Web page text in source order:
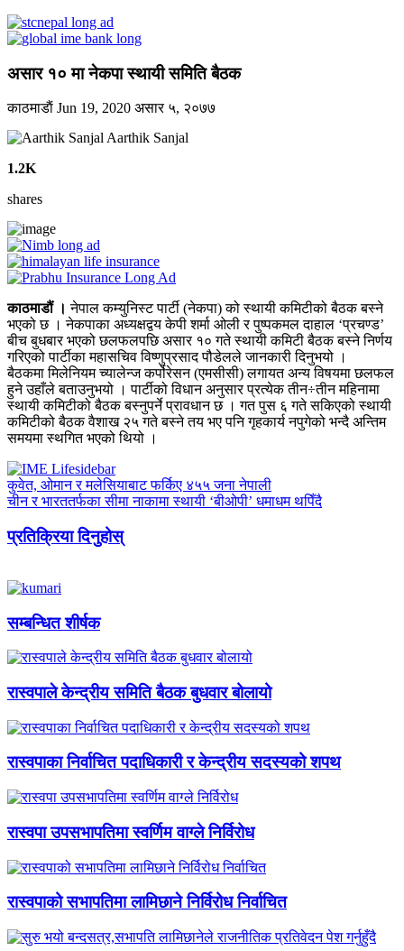
असार १० मा नेकपा स्थायी समिति बैठक
काठमाडाैं Jun 19, 2020 असार ५, २०७७
Aarthik Sanjal
1.2K
shares
काठमाडौं । नेपाल कम्युनिस्ट पार्टी (नेकपा) को स्थायी कमिटीको बैठक बस्ने
भएको छ । नेकपाका अध्यक्षद्वय केपी शर्मा ओली र पुष्पकमल दाहाल ‘प्रचण्ड’
बीच बुधबार भएको छलफलपछि असार १० गते स्थायी कमिटी बैठक बस्ने निर्णय
गरिएको पार्टीका महासचिव विष्णुप्रसाद पौडेलले जानकारी दिनुभयो ।
बैठकमा मिलेनियम च्यालेन्ज कर्पोरेसन (एमसीसी) लगायत अन्य विषयमा छलफल
हुने उहाँले बताउनुभयो । पार्टीको विधान अनुसार प्रत्येक तीन÷तीन महिनामा
स्थायी कमिटीको बैठक बस्नुपर्ने प्रावधान छ । गत पुस ६ गते सकिएको स्थायी
कमिटीको बैठक वैशाख २५ गते बस्ने तय भए पनि गृहकार्य नपुगेको भन्दै अन्तिम
समयमा स्थगित भएको थियो ।
कुवेत, ओमान र मलेसियाबाट फर्किए ४५५ जना नेपाली
चीन र भारततर्फका सीमा नाकामा स्थायी ‘बीओपी’ धमाधम थपिँदै
प्रतिक्रिया दिनुहोस्
सम्बन्धित शीर्षक
रास्वपाले केन्द्रीय समिति बैठक बुधवार बोलायो
रास्वपाका निर्वाचित पदाधिकारी र केन्द्रीय सदस्यको शपथ
रास्वपा उपसभापतिमा स्वर्णिम वाग्ले निर्विरोध
रास्वपाको सभापतिमा लामिछाने निर्विरोध निर्वाचित